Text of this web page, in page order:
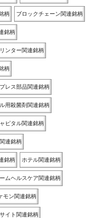
柄 ブロックチェーン関連銘柄
銘柄
ンター関連銘柄
柄
プレス部品関連銘柄
用殺菌剤関連銘柄
ピタル関連銘柄
連銘柄
銘柄 ホテル関連銘柄
ムヘルスケア関連銘柄
モン関連銘柄
イト関連銘柄